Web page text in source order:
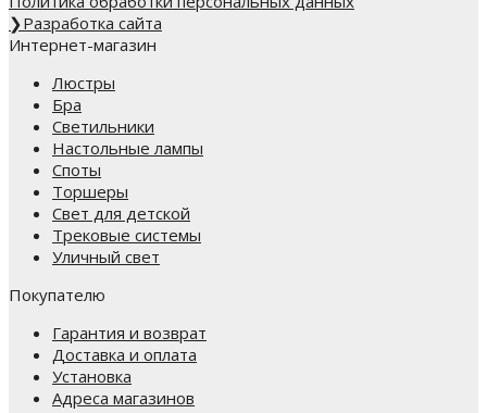
❯Разработка сайта
Интернет-магазин
Люстры
Бра
Светильники
Настольные лампы
Споты
Торшеры
Свет для детской
Трековые системы
Уличный свет
Покупателю
Гарантия и возврат
Доставка и оплата
Установка
Адреса магазинов